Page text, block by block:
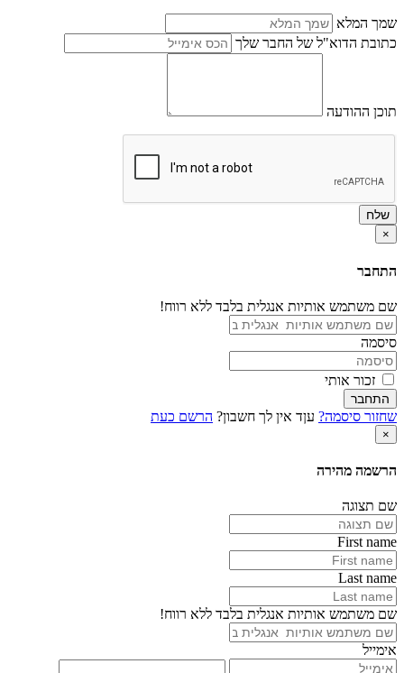
שמך המלא
כתובת הדוא"ל של החבר שלך
תוכן ההודעה
שלח
×
התחבר
שם משתמש אותיות אנגלית בלבד ללא רווח!
סיסמה
זכור אותי
התחבר
שחזור סיסמה? עןד אין לך חשבון? הרשם כעת
×
הרשמה מהירה
שם תצוגה
First name
Last name
שם משתמש אותיות אנגלית בלבד ללא רווח!
אימייל